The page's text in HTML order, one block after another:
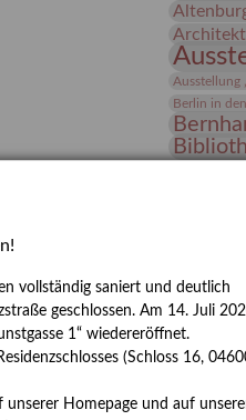
Ausstellung
Berlin in
Frauen
Grafik
Hanns-
vollständig saniert und deutlich
geschlossen. Am 14. Juli
1“ wiedereröffnet.
(Schloss 16,
Homepage und auf